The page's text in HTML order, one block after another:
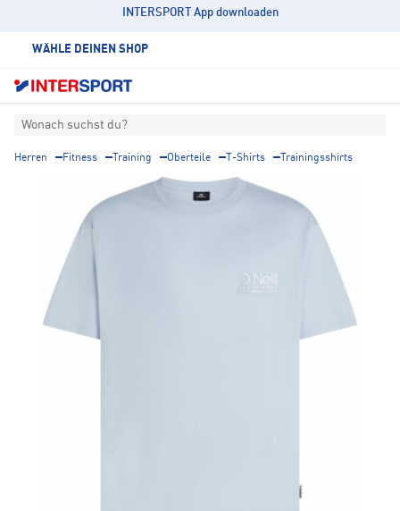
INTERSPORT App downloaden
WÄHLE DEINEN SHOP
Wonach suchst du?
Herren Fitness Training Oberteile T-Shirts Trainingsshirts